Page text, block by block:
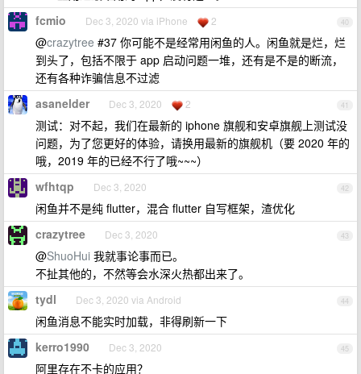
40
fcmio Dec 3, 2020 via iPhone 2
@crazytree #37 你可能不是经常用闲鱼的人。闲鱼就是烂，烂
到头了，包括不限于 app 启动问题一堆，还有是不是的断流，
还有各种诈骗信息不过滤
41
asanelder Dec 3, 2020 2
测试：对不起，我们在最新的 iphone 旗舰和安卓旗舰上测试没
问题，为了您更好的体验，请换用最新的旗舰机（要 2020 年的
哦，2019 年的已经不行了哦~~~）
42
wfhtqp Dec 3, 2020
闲鱼并不是纯 flutter，混合 flutter 自写框架，渣优化
43
crazytree Dec 3, 2020
@ShuoHui 我就事论事而已。
不扯其他的，不然等会水深火热都出来了。
44
tydl Dec 3, 2020 via Android
闲鱼消息不能实时加载，非得刷新一下
45
kerro1990 Dec 3, 2020
阿里存在不卡的应用？